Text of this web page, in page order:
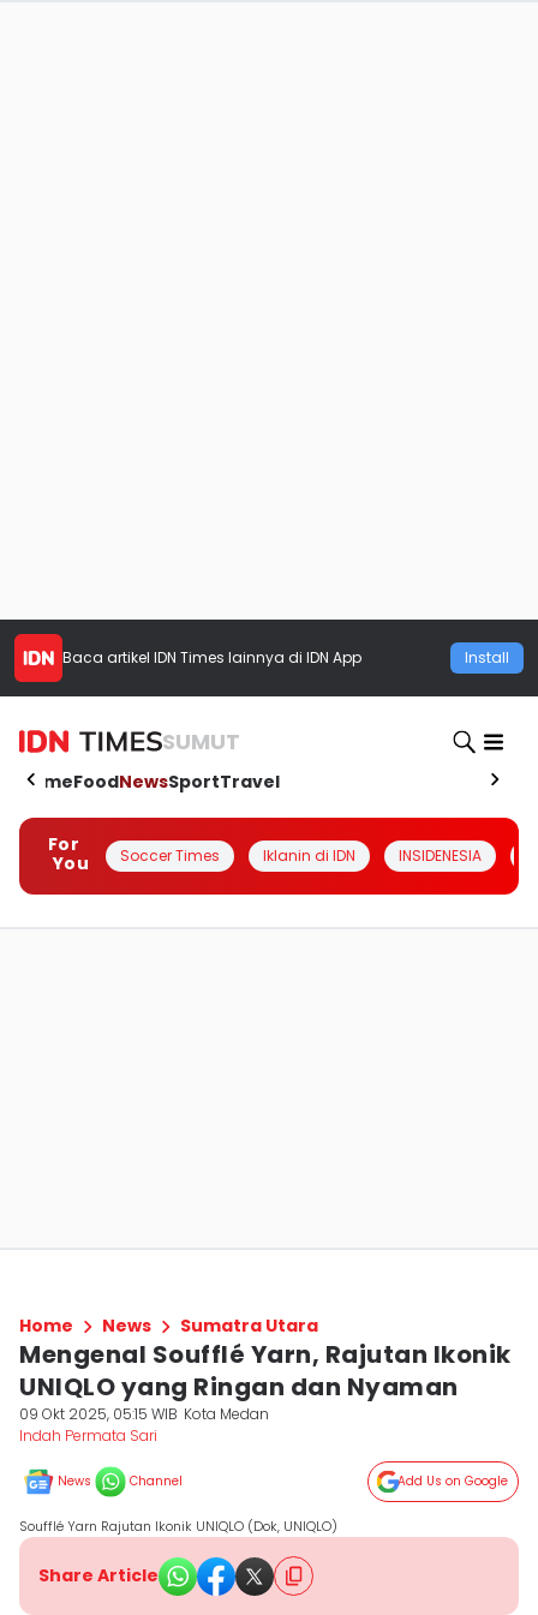
Baca artikel IDN Times lainnya di IDN App Install
SUMUT
HomeFoodNewsSportTravel
For
You
Soccer Times Iklanin di IDN INSIDENESIA
Home News Sumatra Utara
Mengenal Soufflé Yarn, Rajutan Ikonik
UNIQLO yang Ringan dan Nyaman
09 Okt 2025, 05:15 WIB Kota Medan
Indah Permata Sari
News Channel Add Us on Google
Soufflé Yarn Rajutan Ikonik UNIQLO (Dok, UNIQLO)
Share Article